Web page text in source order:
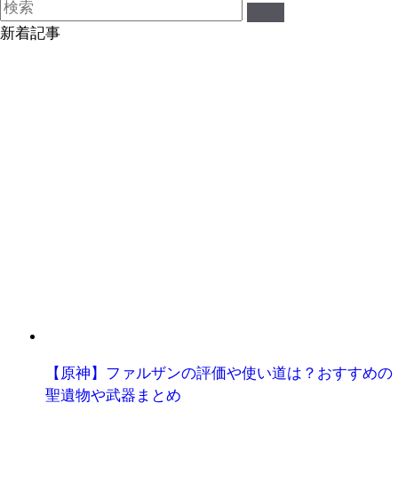
新着記事
【原神】ファルザンの評価や使い道は？おすすめの
聖遺物や武器まとめ